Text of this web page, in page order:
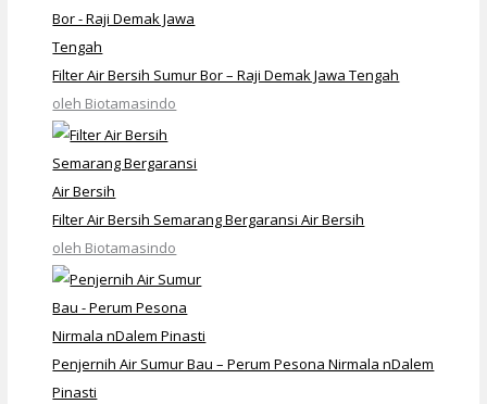
Filter Air Bersih Sumur Bor – Raji Demak Jawa Tengah
oleh Biotamasindo
Filter Air Bersih Semarang Bergaransi Air Bersih
oleh Biotamasindo
Penjernih Air Sumur Bau – Perum Pesona Nirmala nDalem
Pinasti